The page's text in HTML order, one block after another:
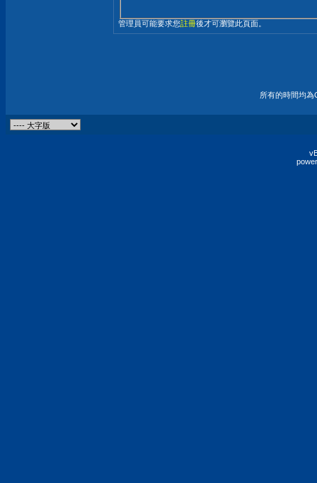
管理員可能要求您註冊後才可瀏覽此頁面。
所有的時間均為